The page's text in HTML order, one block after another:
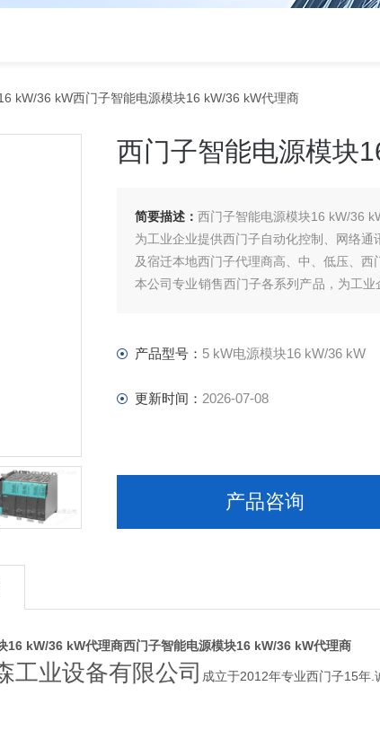
kW/36 kW西门子智能电源模块16 kW/36 kW代理商
西门子智能电源模块
简要描述： 西门子智能电源模块16 kW/36
为工业企业提供西门子自动化控制、网络
及宿迁本地西门子代理商高、中、低压、西
本公司专业销售西门子各系列产品，为工
产品型号： 5 kW电源模块16 kW/36 kW
更新时间： 2026-07-08
产品咨询
16 kW/36 kW代理商西门子智能电源模块16 kW/36 kW代理商
工业设备有限公司 成立于2012年专业西门子15年.